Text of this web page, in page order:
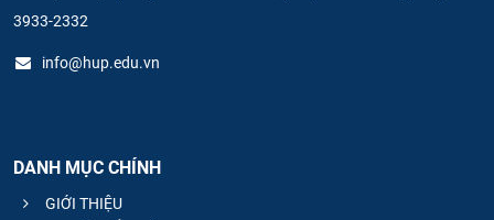
3933-2332
info@hup.edu.vn
DANH MỤC CHÍNH
GIỚI THIỆU